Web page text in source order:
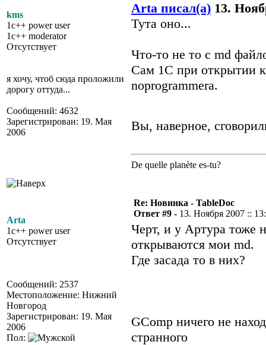
kms
1c++ power user
1c++ moderator
Отсутствует
я хочу, чтоб сюда проложили
дорогу оттуда...
Сообщений: 4632
Зарегистрирован: 19. Мая
2006
Arta писал(а) 13.
Тута оно...
Что-то не то с md
Сам 1С при открытии
noprogrammera.
Вы, наверное,
De quelle planète es-tu?
Arta
1c++ power user
Отсутствует
Сообщений: 2537
Местоположение: Нижний
Новгород
Зарегистрирован: 19. Мая
2006
Пол:
Re: Новинка - TableDoc
Ответ #9 - 13. Ноября 2007 ::
Черт, и у Артура тоже
открываются мои md.
Где засада то в них?
GComp ничего не
странного